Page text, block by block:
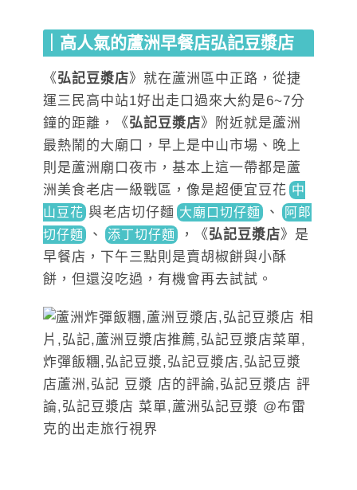
｜高人氣的蘆洲早餐店弘記豆漿店
《弘記豆漿店》就在蘆洲區中正路，從捷
運三民高中站1好出走口過來大約是6~7分
鐘的距離，《弘記豆漿店》附近就是蘆洲
最熱鬧的大廟口，早上是中山市場、晚上
則是蘆洲廟口夜市，基本上這一帶都是蘆
洲美食老店一級戰區，像是超便宜豆花 中
山豆花 與老店切仔麵 大廟口切仔麵 、
阿郎
切仔麵
、 添丁切仔麵 ，《弘記豆漿店》是
早餐店，下午三點則是賣胡椒餅與小酥
餅，但還沒吃過，有機會再去試試。